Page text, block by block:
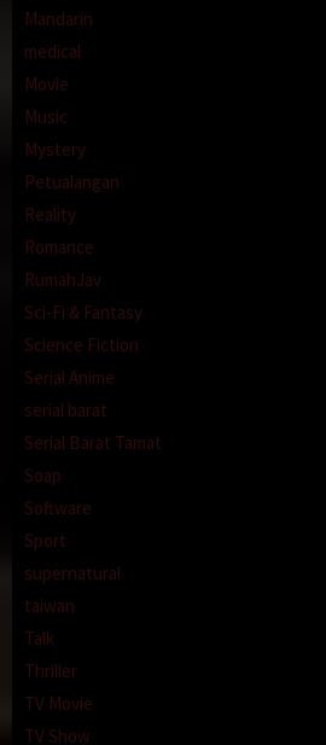
Mandarin
medical
Movie
Music
Mystery
Petualangan
Reality
Romance
RumahJav
Sci-Fi & Fantasy
Science Fiction
Serial Anime
serial barat
Serial Barat Tamat
Soap
Software
Sport
supernatural
taiwan
Talk
Thriller
TV Movie
TV Show